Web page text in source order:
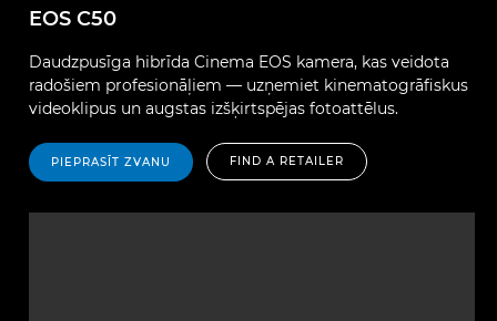
EOS C50
Daudzpusīga hibrīda Cinema EOS kamera, kas veidota
radošiem profesionāļiem — uzņemiet kinematogrāfiskus
videoklipus un augstas izšķirtspējas fotoattēlus.
PIEPRASĪT ZVANU FIND A RETAILER